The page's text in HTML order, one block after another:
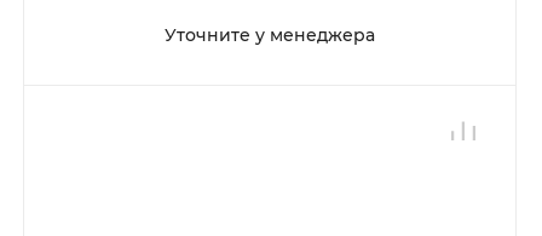
Уточните у менеджера